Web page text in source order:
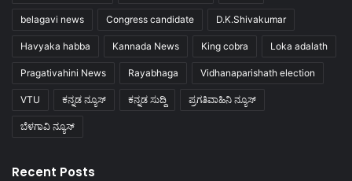
belagavi news Congress candidate D.K.Shivakumar
Havyaka habba Kannada News King cobra Loka adalath
Pragativahini News Rayabhaga Vidhanaparishath election
VTU ಕನ್ನಡ ನ್ಯೂಸ್ ಕನ್ನಡ ಸುದ್ದಿ ಪ್ರಗತಿವಾಹಿನಿ ನ್ಯೂಸ್
ಬೆಳಗಾವಿ ನ್ಯೂಸ್
Recent Posts